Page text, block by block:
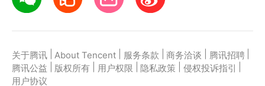
关于腾讯 About Tencent 服务条款 商务洽谈 腾讯招聘
腾讯公益
版权所有 用户权限 隐私政策 侵权投诉指引
用户协议